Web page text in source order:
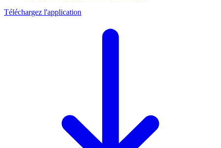
Téléchargez l'application